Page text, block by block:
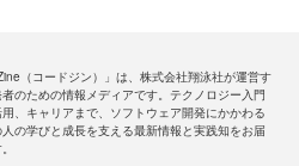
（コードジン）」は、株式会社翔泳社が運営す
のための情報メディアです。テクノロジー入門
、キャリアまで、ソフトウェア開発にかかわる
の学びと成長を支える最新情報と実践知をお届